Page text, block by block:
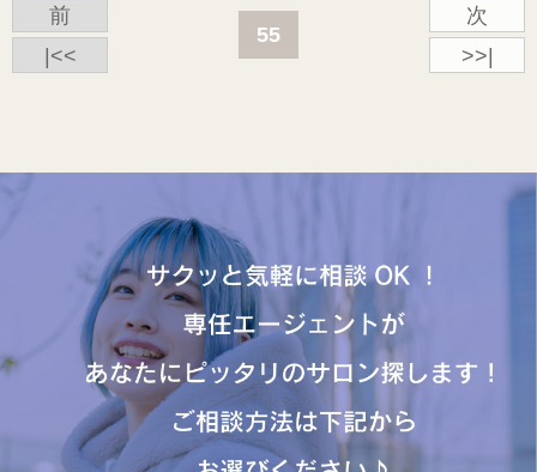
|<<
前
55
次
>>|